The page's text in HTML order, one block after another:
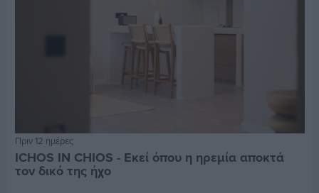
Πριν 12 ημέρες
ICHOS IN CHIOS - Εκεί όπου η ηρεμία αποκτά
τον δικό της ήχο